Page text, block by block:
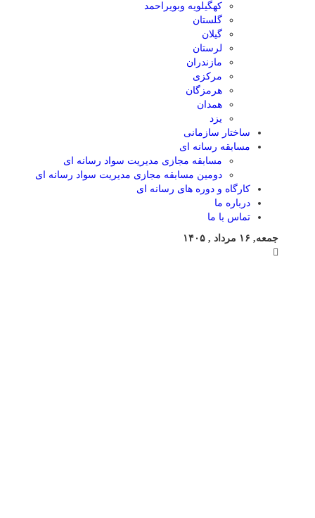
کهگیلویه وبویراحمد
گلستان
گیلان
لرستان
مازندران
مرکزی
هرمزگان
همدان
یزد
ساختار سازمانی
مسابقه رسانه ای
مسابقه مجازی مدیریت سواد رسانه ای
دومین مسابقه مجازی مدیریت سواد رسانه ای
کارگاه و دوره های رسانه ای
درباره ما
تماس با ما
جمعه, ۱۶ مرداد , ۱۴۰۵